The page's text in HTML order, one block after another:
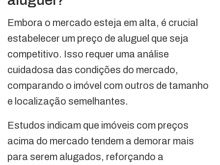
Embora o mercado esteja em alta, é crucial
estabelecer um preço de aluguel que seja
competitivo. Isso requer uma análise
cuidadosa das condições do mercado,
comparando o imóvel com outros de tamanho
e localização semelhantes.
Estudos indicam que imóveis com preços
acima do mercado tendem a demorar mais
para serem alugados, reforçando a